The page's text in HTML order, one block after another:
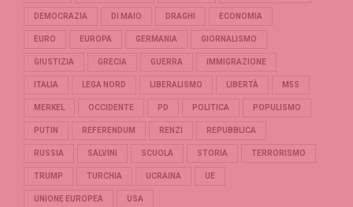
DEMOCRAZIA DI MAIO DRAGHI ECONOMIA
EURO EUROPA GERMANIA GIORNALISMO
GIUSTIZIA GRECIA GUERRA IMMIGRAZIONE
ITALIA LEGA NORD LIBERALISMO LIBERTÀ M5S
MERKEL OCCIDENTE PD POLITICA POPULISMO
PUTIN REFERENDUM RENZI REPUBBLICA
RUSSIA SALVINI SCUOLA STORIA TERRORISMO
TRUMP TURCHIA UCRAINA UE
UNIONE EUROPEA USA